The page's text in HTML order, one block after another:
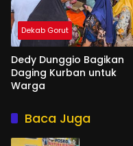
Dekab Gorut
Dedy Dunggio Bagikan
Daging Kurban untuk
Warga
Baca Juga